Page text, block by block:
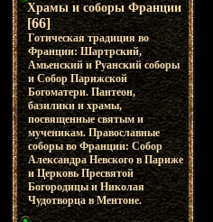
Храмы и соборы Франции
[66]
Готическая традиция во
Франции: Шартрский,
Амьенский и Руанский соборы
и Собор Парижской
Богоматери. Пантеон,
базилики и храмы,
посвященные святым и
мученикам. Православные
соборы во Франции: Собор
Александра Невского в Париже
и Церковь Пресвятой
Богородицы и Николая
Чудотворца в Ментоне.